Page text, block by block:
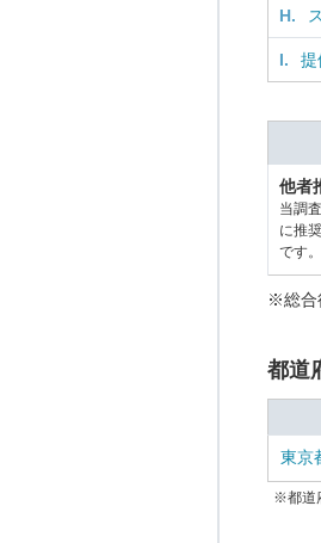
H.
I. 提
他者
当調
に推
です。
※総合
都道
東京
※都道